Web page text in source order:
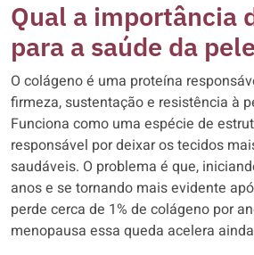
Qual a importância
para a saúde da
O colágeno é uma proteína
firmeza, sustentação e resistência à
Funciona como uma espécie de
responsável por deixar os tecidos
saudáveis. O problema é que,
anos e se tornando mais evidente
perde cerca de 1% de colágeno por
menopausa essa queda acelera